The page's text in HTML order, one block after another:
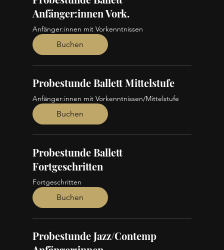
Anfänger:innen Vork.
Anfänger:innen mit Vorkenntnissen
Buchen
Probestunde Ballett Mittelstufe
Anfänger:innen mit Vorkenntnissen/Mittelstufe
Buchen
Probestunde Ballett
Fortgeschritten
Fortgeschritten
Buchen
Probestunde Jazz/Contemp